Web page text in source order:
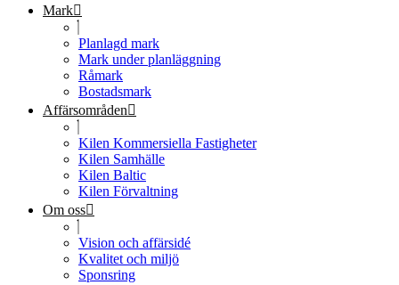
Mark
Planlagd mark
Mark under planläggning
Råmark
Bostadsmark
Affärsområden
Kilen Kommersiella Fastigheter
Kilen Samhälle
Kilen Baltic
Kilen Förvaltning
Om oss
Vision och affärsidé
Kvalitet och miljö
Sponsring